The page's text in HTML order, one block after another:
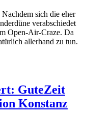
sich die eher
verabschiedet
Open-Air-Craze. Da
allerhand zu tun.
GuteZeit
Konstanz